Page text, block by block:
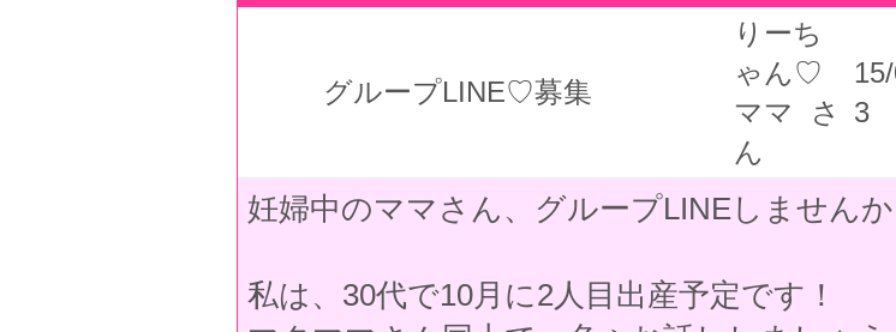
グループLINE♡募集
りーち
ゃん♡
ママ さ
ん
3
妊婦中のママさん、グループLINEしませんか
私は、30代で10月に2人目出産予定です！